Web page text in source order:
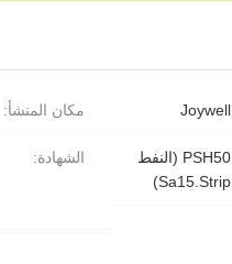
مكان المنشأ: Joywell
الشهادة:
PSH50 (النفط
Sa15.Strip)